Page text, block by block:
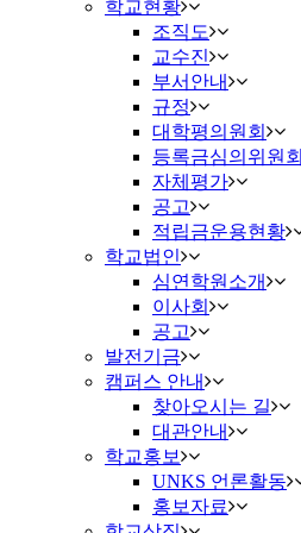
학교현황
조직도
교수진
부서안내
규정
대학평의원회
등록금심의위원회
자체평가
공고
적립금운용현황
학교법인
심연학원소개
이사회
공고
발전기금
캠퍼스 안내
찾아오시는 길
대관안내
학교홍보
UNKS 언론활동
홍보자료